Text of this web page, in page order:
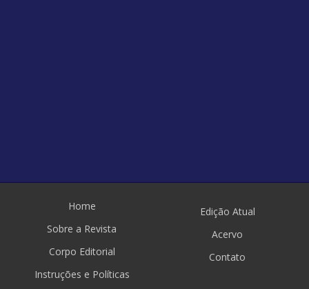
Home
Sobre a Revista
Corpo Editorial
Instruções e Políticas
Edição Atual
Acervo
Contato